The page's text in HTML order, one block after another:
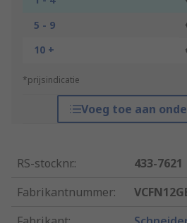
5 - 9
10 +
*prijsindicatie
Voeg toe aan
RS-stocknr.:
433-7621
Fabrikantnummer: